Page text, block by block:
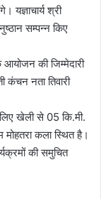
यज्ञाचार्य श्री
सम्पन्न किए
की जिम्मेदारी
कंचन नता तिवारी
खेली से 05 कि.मी.
मोहतरा कला स्थित है।
की समुचित